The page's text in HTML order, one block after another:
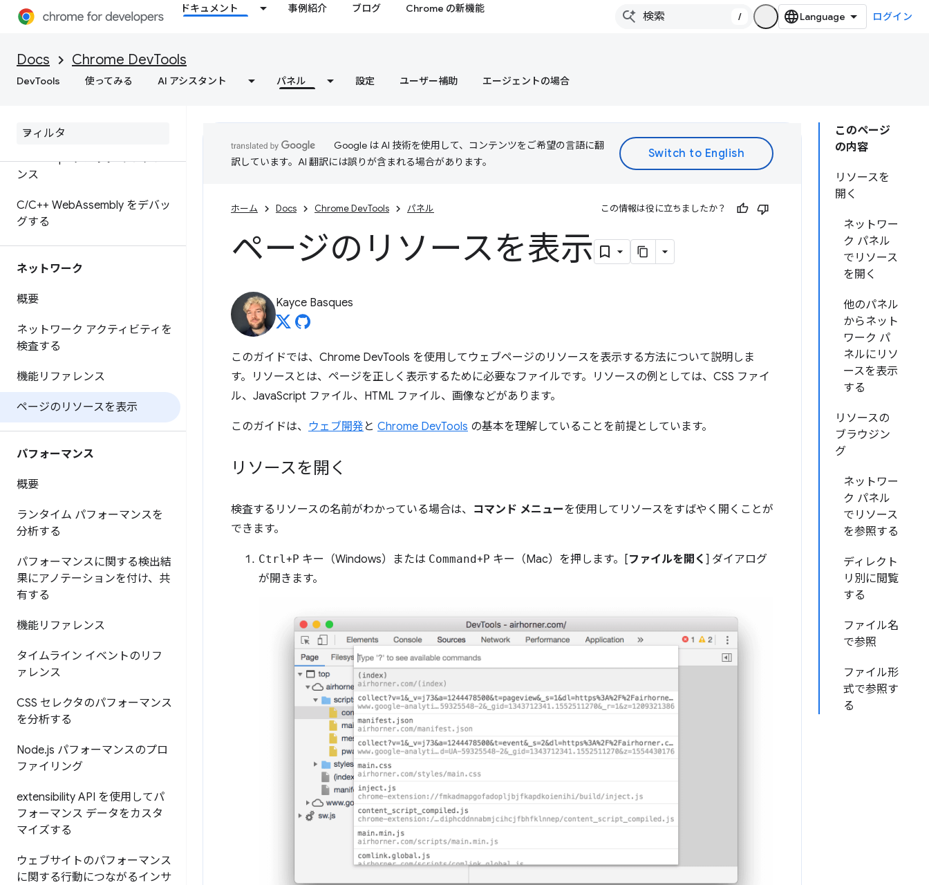
ドキュメント 事例紹介 ブログ Chrome の新機能
/ ログイン
Docs Chrome DevTools
DevTools 使ってみる AI アシスタント パネル 設定 ユーザー補助 エージェントの場合
定する
でオーバーライドする
JavaScript デバッグ リファレ
ンス
C/C++ WebAssembly をデバッ
グする
ネットワーク
概要
ネットワーク アクティビティを
検査する
機能リファレンス
ページのリソースを表示
パフォーマンス
概要
ランタイム パフォーマンスを
分析する
パフォーマンスに関する検出結
果にアノテーションを付け、共
有する
機能リファレンス
タイムライン イベントのリフ
ァレンス
CSS セレクタのパフォーマンス
を分析する
Node.js パフォーマンスのプロ
ファイリング
extensibility API を使用してパ
フォーマンス データをカスタ
マイズする
ウェブサイトのパフォーマンス
に関する行動につながるインサ
このページ
の内容
リソースを
開く
ネットワー
ク パネル
でリソース
を開く
他のパネル
からネット
ワーク パ
ネルにリソ
ースを表示
する
リソースの
ブラウジン
グ
ネットワー
ク パネル
でリソース
を参照する
ディレクト
リ別に閲覧
する
ファイル名
で参照
ファイル形
式で参照す
る
Google は AI 技術を使用して、コンテンツをご希望の言語に翻
訳しています。AI 翻訳には誤りが含まれる場合があります。
ホーム Docs Chrome DevTools パネル この情報は役に立ちましたか？
ページのリソースを表示
Kayce Basques
このガイドでは、Chrome DevTools を使用してウェブページのリソースを表示する方法について説明しま
す。リソースとは、ページを正しく表示するために必要なファイルです。リソースの例としては、CSS ファイ
ル、JavaScript ファイル、HTML ファイル、画像などがあります。
このガイドは、 ウェブ開発 と Chrome DevTools の基本を理解していることを前提としています。
リソースを開く
検査するリソースの名前がわかっている場合は、 コマンド メニューを使用してリソースをすばやく開くことが
できます。
Ctrl+P キー（Windows）または Command+P キー（Mac）を押します。[ファイルを開く ] ダイアログ
が開きます。